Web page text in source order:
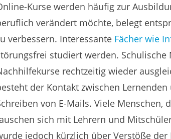
Kurse werden häufig zur
verändert möchte, belegt
verbessern. Interessante Fächer wie
studiert werden.
rechtzeitig wieder
der Kontakt zwischen
von E-Mails. Viele
sich mit Lehrern und
jedoch kürzlich über Verstöße